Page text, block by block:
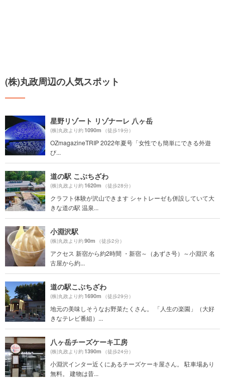
(株)丸政周辺の人気スポット
星野リゾート リゾナーレ 八ヶ岳
(株)丸政より約1090m （徒歩19分）
OZmagazineTRIP 2022年夏号「女性でも簡単にできる外遊
び...
道の駅 こぶちざわ
(株)丸政より約1620m （徒歩28分）
クラフト体験が沢山できます シャトレーゼも併設していて大
きな道の駅 温泉...
小淵沢駅
(株)丸政より約90m （徒歩2分）
アクセス 新宿から約2時間 ・新宿～（あずさ号）～小淵沢 名
古屋から約...
道の駅こぶちざわ
(株)丸政より約1690m （徒歩29分）
地元の美味しそうなお野菜たくさん。 「人生の楽園」（大好
きなテレビ番組）...
八ヶ岳チーズケーキ工房
(株)丸政より約1390m （徒歩24分）
小淵沢インター近くにあるチーズケーキ屋さん。 駐車場あり
無料。 建物は昔...